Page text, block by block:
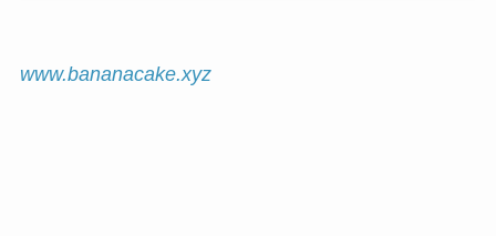
www.bananacake.xyz